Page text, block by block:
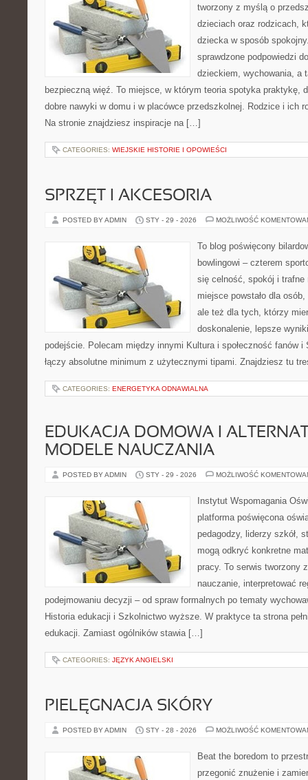
tworzony z myślą o
dzieciach oraz rodzicach,
dziecka w sposób
sprawdzone podpowiedzi
dzieckiem, wychowania, a
bezpieczną więź. To miejsce, w którym teoria spotyka praktykę,
dobre nawyki w domu i w placówce przedszkolnej. Rodzice i ich
Na stronie znajdziesz inspiracje na […]
CATEGORIES: WIEJSKIE HISTORIE I OPOWIEŚCI
SPRZĘT I AKCESORIA
POSTED BY ADMIN STY - 29 - 2026 MOŻLIWOŚĆ
To blog poświęcony
bowlingowi – czterem
się celność, spokój i trafne
miejsce powstało dla
ale też dla tych, którzy
doskonalenie, lepsze
podejście. Polecam między innymi Kultura i społeczność fanów
łączy absolutne minimum z użytecznymi tipami. Znajdziesz tu
CATEGORIES: ENERGETYKA ODNAWIALNA
EDUKACJA DOMOWA I
MODELE NAUCZANIA
POSTED BY ADMIN STY - 29 - 2026 MOŻLIWOŚĆ
Instytut Wspomagania
platforma poświęcona
pedagodzy, liderzy szkół,
mogą odkryć konkretne
pracy. To serwis tworzony
nauczanie, interpretować
podejmowaniu decyzji – od spraw formalnych po tematy
Historia edukacji i Szkolnictwo wyższe. W praktyce ta strona
edukacji. Zamiast ogólników stawia […]
CATEGORIES: JĘZYK ANGIELSKI
PIELĘGNACJA SKÓRY
POSTED BY ADMIN STY - 28 - 2026 MOŻLIWOŚĆ
Beat the boredom to
przegonić znużenie i